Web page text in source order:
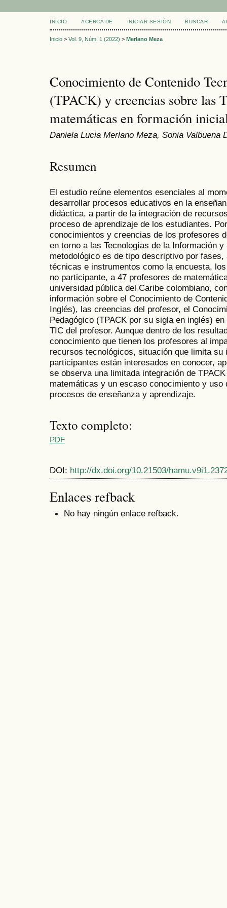
INICIO ACERCA DE INICIAR SESIÓN BUSCAR
Inicio > Vol. 9, Núm. 1 (2022) > Merlano Meza
Conocimiento de Contenido
(TPACK) y creencias sobre las
matemáticas en formación
Daniela Lucia Merlano Meza, Sonia Valbuena
Resumen
El estudio reúne elementos esenciales al
desarrollar procesos educativos en la
didáctica, a partir de la integración de
proceso de aprendizaje de los estudiantes.
conocimientos y creencias de los profesores
en torno a las Tecnologías de la Información
metodológico es de tipo descriptivo por
técnicas e instrumentos como la encuesta,
no participante, a 47 profesores de
universidad pública del Caribe colombiano,
información sobre el Conocimiento de
Inglés), las creencias del profesor, el
Pedagógico (TPACK por su sigla en inglés)
TIC del profesor. Aunque dentro de los
conocimiento que tienen los profesores al
recursos tecnológicos, situación que limita
participantes están interesados en conocer,
se observa una limitada integración de
matemáticas y un escaso conocimiento y
procesos de enseñanza y aprendizaje.
Texto completo:
PDF
DOI: http://dx.doi.org/10.21503/
Enlaces refback
No hay ningún enlace refback.